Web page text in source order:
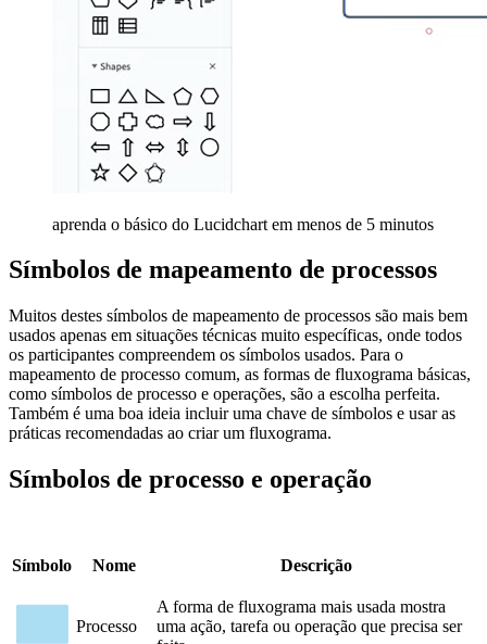
aprenda o básico do Lucidchart em menos de 5 minutos
Símbolos de mapeamento de processos
Muitos destes símbolos de mapeamento de processos são mais bem
usados apenas em situações técnicas muito específicas, onde todos
os participantes compreendem os símbolos usados. Para o
mapeamento de processo comum, as formas de fluxograma básicas,
como símbolos de processo e operações, são a escolha perfeita.
Também é uma boa ideia incluir uma chave de símbolos e usar as
práticas recomendadas ao criar um fluxograma.
Símbolos de processo e operação
Símbolo Nome Descrição
Processo
A forma de fluxograma mais usada mostra
uma ação, tarefa ou operação que precisa ser